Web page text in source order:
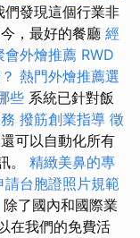
發現這個行業非
，最好的餐廳 經
會外燴推薦 RWD
熱門外燴推薦選
些 系統已針對飯
撥筋創業指導 徵
可以自動化所有
。 精緻美鼻的專
請台胞證照片規範
除了國內和國際業
在我們的免費活